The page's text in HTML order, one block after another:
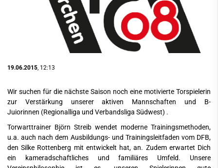
19.06.2015 , 12:13
Wir suchen für die nächste Saison noch eine motivierte Torspielerin
zur Verstärkung unserer aktiven Mannschaften und B-
Juiorinnen (Regionalliga und Verbandsliga Südwest) .
Torwarttrainer Björn Streib wendet moderne Trainingsmethoden,
u.a. auch nach dem Ausbildungs- und Trainingsleitfaden vom DFB,
den Silke Rottenberg mit entwickelt hat, an. Zudem erwartet Dich
ein kameradschaftliches und familiäres Umfeld. Unsere